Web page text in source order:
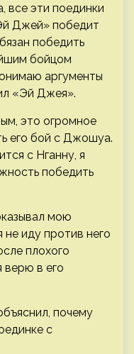
все эти поединки
Джей» победит
победить
бойцом
аргументы
«Эй Джея».
это огромное
его бой с Джошуа.
с Нганну, я
победить
мою
иду против него
плохого
верю в его
почему
с